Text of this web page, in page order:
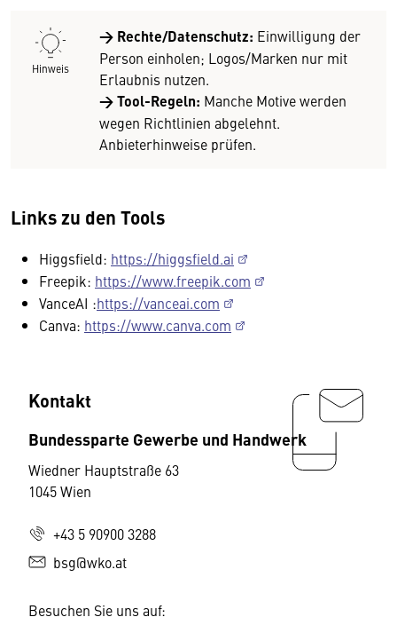
Hinweis
→ Rechte/Datenschutz: Einwilligung der
Person einholen; Logos/Marken nur mit
Erlaubnis nutzen.
→Tool-Regeln: Manche Motive werden
wegen Richtlinien abgelehnt.
Anbieterhinweise prüfen.
Links zu den Tools
Higgsfield: https://higgsfield.ai
Freepik: https://www.freepik.com
VanceAI :https://vanceai.com
Canva: https://www.canva.com
Kontakt
Bundessparte Gewerbe und Handwerk
Wiedner Hauptstraße 63
1045 Wien
+43 5 90900 3288
bsg@wko.at
Besuchen Sie uns auf: